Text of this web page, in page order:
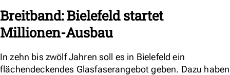
Breitband: Bielefeld startet
Millionen-Ausbau
In zehn bis zwölf Jahren soll es in Bielefeld ein
flächendeckendes Glasfaserangebot geben. Dazu haben